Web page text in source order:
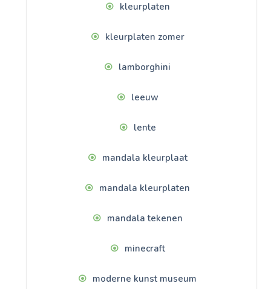
kleurplaten
kleurplaten zomer
lamborghini
leeuw
lente
mandala kleurplaat
mandala kleurplaten
mandala tekenen
minecraft
moderne kunst museum